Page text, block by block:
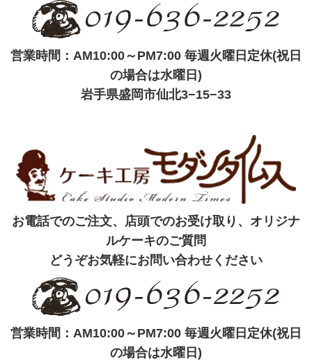
営業時間：AM10:00～PM7:00 毎週火曜日定休(祝日
の場合は水曜日)
岩手県盛岡市仙北3−15−33
お電話でのご注文、店頭でのお受け取り、オリジナ
ルケーキのご質問
どうぞお気軽にお問い合わせください
営業時間：AM10:00～PM7:00 毎週火曜日定休(祝日
の場合は水曜日)